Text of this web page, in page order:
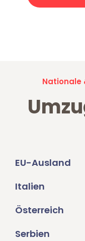
Nationale
EU-Ausland
Italien
Österreich
Serbien